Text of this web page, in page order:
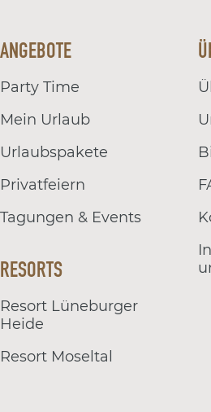
ANGEBOTE
Party Time
Mein Urlaub
Urlaubspakete
Privatfeiern
Tagungen & Events
RESORTS
Resort Lüneburger
Heide
Resort Moseltal